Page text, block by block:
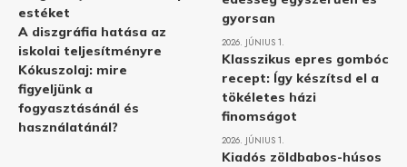
estéket
A diszgráfia hatása az
iskolai teljesítményre
Kókuszolaj: mire
figyeljünk a
fogyasztásánál és
használatánál?
gyorsan
2026. JÚNIUS 1.
Klasszikus epres gombóc
recept: Így készítsd el a
tökéletes házi
finomságot
2026. JÚNIUS 1.
Kiadós zöldbabos-húsos